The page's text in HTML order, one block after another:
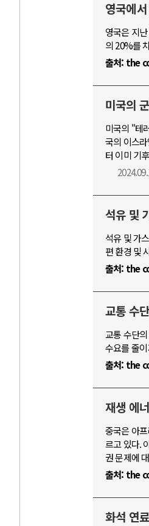
영국에
영국은 지
의 20%를
출처: the
미국의
미국의 "테
국의 이스
터 이미 기
석유 및
석유 및 가
편 환경 및
출처: the
교통 수
교통 수단
수요를 줄
출처: the
재생 에
중국은 아
르고 있다.
권 문제에
출처: the
화석 연
AI 국부펀드 구상 놓고 미국
AI의 숨은 환경 비용: 데이터
AI는 어떻게 미국 민주주의